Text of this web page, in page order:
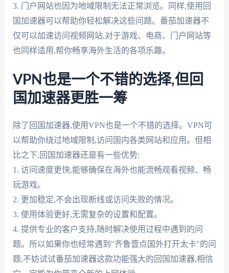
3. 门户网站也因为地域限制无法正常浏览。同样,使用回
国加速器可以帮助你轻松解决这些问题。番茄加速器不
仅可以加速访问视频网站,对于游戏、电商、门户网站等
也同样适用,帮你畅享海外生活的各项乐趣。
VPN也是一个不错的选择,但回
国加速器更胜一筹
除了回国加速器,使用VPN也是一个不错的选择。VPN可
以帮助你绕过地域限制,访问国内各类网站和应用。但相
比之下,回国加速器还是有一些优势:
1. 访问速度更快,能够确保在海外也能流畅观看视频、畅
玩游戏。
2. 更加稳定,不会出现断线或访问失败的情况。
3. 使用体验更好,无需复杂的设置和配置。
4. 提供专业的客户支持,随时解决使用过程中遇到的问
题。所以如果你也经常遇到"齐鲁壹点国外打开太卡"的问
题,不妨试试番茄加速器这款功能强大的回国加速器,相信